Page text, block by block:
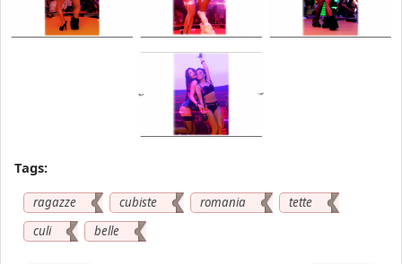
Tags:
ragazze cubiste romania
tette
culi
belle